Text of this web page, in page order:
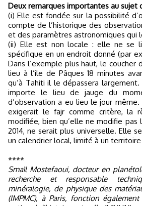
Deux remarques importantes au sujet
(i) Elle est fondée sur la possibilité
compte de l’historique des
et des paramètres astronomiques qui
(ii) Elle est non locale : elle ne se
spécifique en un endroit donné (par
Dans l’exemple plus haut, le coucher
lieu à l’île de Pâques 18 minutes
qu’à Tahiti il le dépassera
importe le lieu de jauge du
d’observation a eu lieu le jour
exigerait le fajr comme critère, la
modifiée, bien qu’elle ne modifie pas
2014, ne serait plus universelle. Elle
un calendrier local, limité à un
****
Smaïl Mostefaoui, docteur en
recherche et responsable
minéralogie, de physique des
(IMPMC), à Paris, fonction